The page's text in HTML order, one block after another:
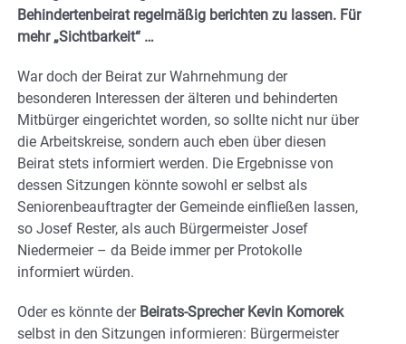
Behindertenbeirat regelmäßig berichten zu lassen. Für
mehr „Sichtbarkeit“ …
War doch der Beirat zur Wahrnehmung der
besonderen Interessen der älteren und behinderten
Mitbürger eingerichtet worden, so sollte nicht nur über
die Arbeitskreise, sondern auch eben über diesen
Beirat stets informiert werden. Die Ergebnisse von
dessen Sitzungen könnte sowohl er selbst als
Seniorenbeauftragter der Gemeinde einfließen lassen,
so Josef Rester, als auch Bürgermeister Josef
Niedermeier – da Beide immer per Protokolle
informiert würden.
Oder es könnte der Beirats-Sprecher Kevin Komorek
selbst in den Sitzungen informieren: Bürgermeister